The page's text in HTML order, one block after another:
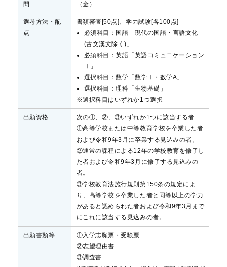
間
（金）
選考方法・配
点
書類審査[50点]、学力試験[各100点]
必須科目：国語「現代の国語・言語文化
(古文漢文除く)」
必須科目：英語「英語コミュニケーション
Ⅰ」
選択科目：数学「数学Ⅰ・数学A」
選択科目：理科「生物基礎」
※選択科目はいずれか1つ選択
出願資格
次の①、②、③いずれか1つに該当する者
①高等学校または中等教育学校を卒業した者
および令和9年3月に卒業する見込みの者。
②通常の課程による12年の学校教育を修了し
た者および令和9年3月に修了する見込みの
者。
③学校教育法施行規則第150条の規定によ
り、高等学校を卒業した者と同等以上の学力
があると認められた者および令和9年3月まで
にこれに該当する見込みの者。
出願書類等
①入学志願票・受験票
②志望理由書
③調査書